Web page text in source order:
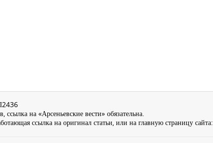
на «Арсеньевские вести» обязательна.
ссылка на оригинал статьи, или на главную страницу сайта: